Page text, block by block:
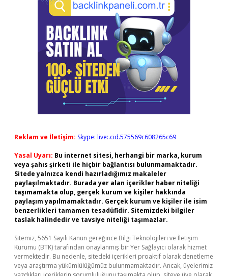
Reklam ve İletişim: Skype: live:.cid.575569c608265c69
Yasal Uyarı: Bu internet sitesi, herhangi bir marka, kurum
veya şahıs şirketi ile hiçbir bağlantısı bulunmamaktadır.
Sitede yalnızca kendi hazırladığımız makaleler
paylaşılmaktadır. Burada yer alan içerikler haber niteliği
taşımamakta olup, gerçek kurum ve kişiler hakkında
paylaşım yapılmamaktadır. Gerçek kurum ve kişiler ile isim
benzerlikleri tamamen tesadüfidir. Sitemizdeki bilgiler
taslak halindedir ve tavsiye niteliği taşımazlar.
Sitemiz, 5651 Sayılı Kanun gereğince Bilgi Teknolojileri ve İletişim
Kurumu (BTK) tarafından onaylanmış bir Yer Sağlayıcı olarak hizmet
vermektedir. Bu nedenle, sitedeki içerikleri proaktif olarak denetleme
veya araştırma yükümlülüğümüz bulunmamaktadır. Ancak, üyelerimiz